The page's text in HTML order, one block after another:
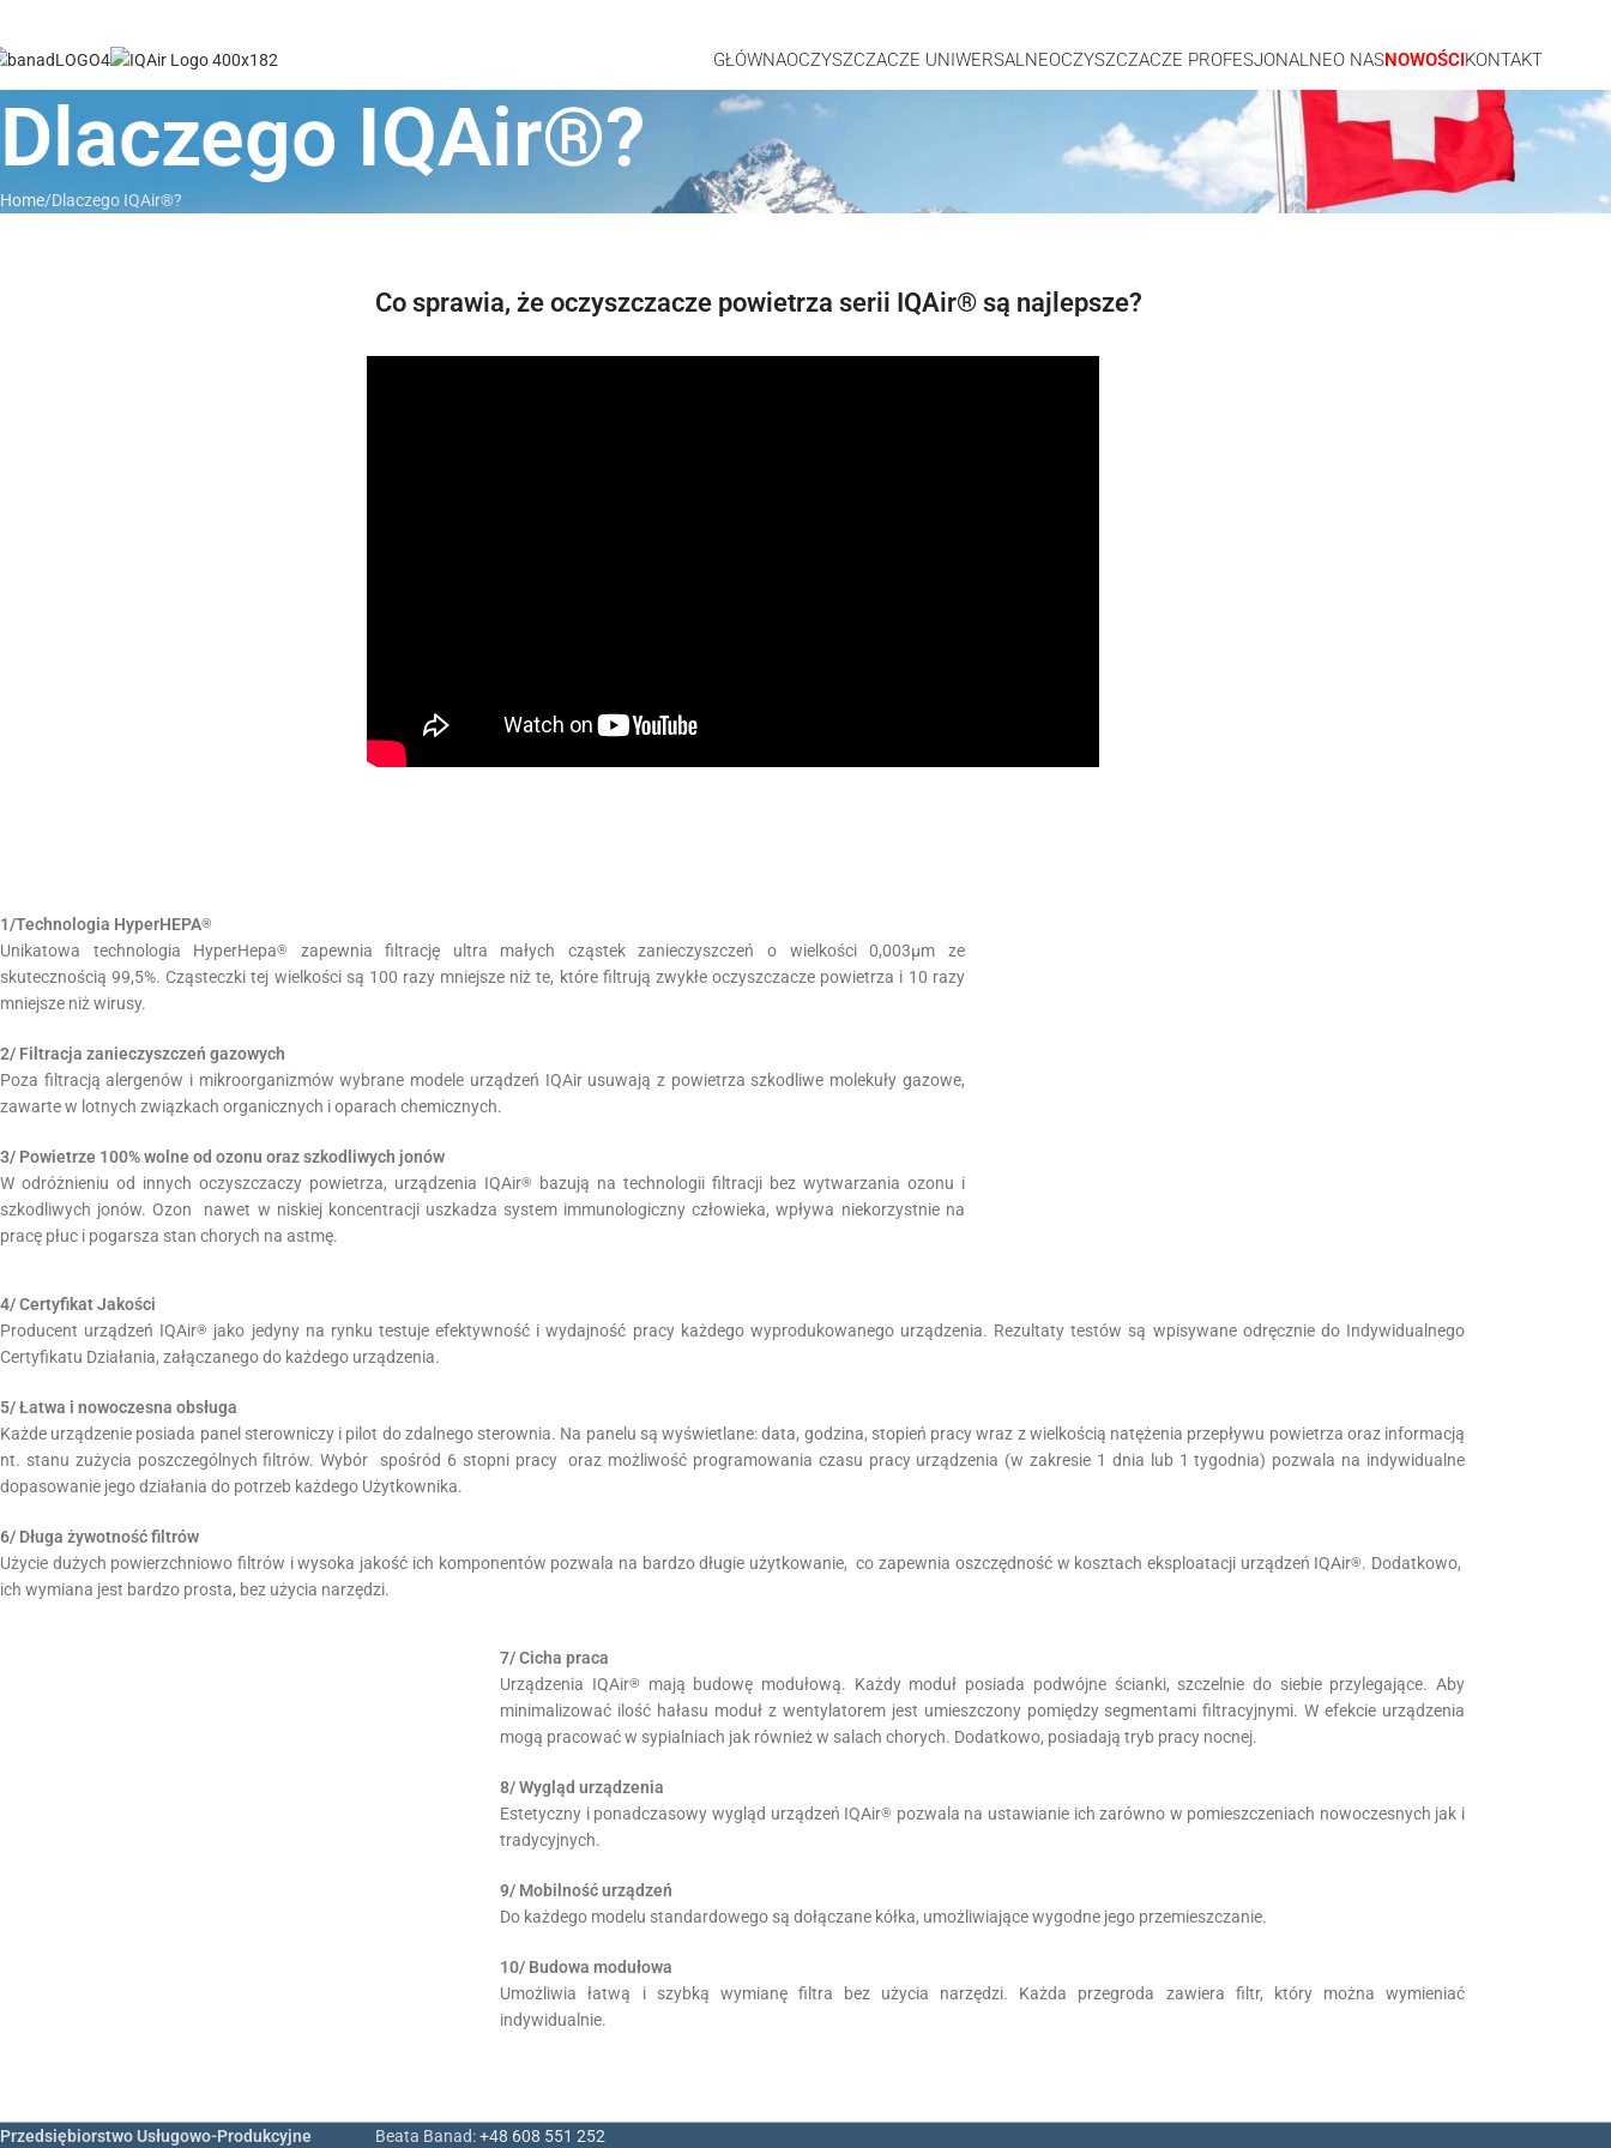
GŁÓWNAOCZYSZCZACZE UNIWERSALNEOCZYSZCZACZE PROFESJONALNEO NASNOWOŚCIKONTAKT
Dlaczego IQAir®?
Home Dlaczego IQAir®?
Co sprawia, że oczyszczacze powietrza serii IQAir® są najlepsze?
1/Technologia HyperHEPA®
Unikatowa technologia HyperHepa®
zapewnia filtrację ultra małych cząstek zanieczyszczeń o wielkości 0,003µm ze
skutecznością 99,5%. Cząsteczki tej wielkości są 100 razy mniejsze niż te, które filtrują zwykłe oczyszczacze powietrza i 10 razy
mniejsze niż wirusy.
2/ Filtracja zanieczyszczeń gazowych
Poza filtracją alergenów i mikroorganizmów wybrane modele urządzeń IQAir usuwają z powietrza szkodliwe molekuły gazowe,
zawarte w lotnych związkach organicznych i oparach chemicznych.
3/ Powietrze 100% wolne od ozonu oraz szkodliwych jonów
W odróżnieniu od innych oczyszczaczy powietrza, urządzenia IQAir®
bazują na technologii filtracji bez wytwarzania ozonu i
szkodliwych jonów. Ozon nawet w niskiej koncentracji uszkadza system immunologiczny człowieka, wpływa niekorzystnie na
pracę płuc i pogarsza stan chorych na astmę.
4/ Certyfikat Jakości
Producent urządzeń IQAir® jako jedyny na rynku testuje efektywność i wydajność pracy każdego wyprodukowanego urządzenia. Rezultaty testów są wpisywane odręcznie do Indywidualnego
Certyfikatu Działania, załączanego do każdego urządzenia.
5/ Łatwa i nowoczesna obsługa
Każde urządzenie posiada panel sterowniczy i pilot do zdalnego sterownia. Na panelu są wyświetlane: data, godzina, stopień pracy wraz z wielkością natężenia przepływu powietrza oraz informacją
nt. stanu zużycia poszczególnych filtrów. Wybór spośród 6 stopni pracy oraz możliwość programowania czasu pracy urządzenia (w zakresie 1 dnia lub 1 tygodnia) pozwala na indywidualne
dopasowanie jego działania do potrzeb każdego Użytkownika.
6/ Długa żywotność filtrów
Użycie dużych powierzchniowo filtrów i wysoka jakość ich komponentów pozwala na bardzo długie użytkowanie, co zapewnia oszczędność w kosztach eksploatacji urządzeń IQAir®. Dodatkowo,
ich wymiana jest bardzo prosta, bez użycia narzędzi.
7/ Cicha praca
Urządzenia IQAir®
mają budowę modułową. Każdy moduł posiada podwójne ścianki, szczelnie do siebie przylegające. Aby
minimalizować ilość hałasu moduł z wentylatorem jest umieszczony pomiędzy segmentami filtracyjnymi. W efekcie urządzenia
mogą pracować w sypialniach jak również w salach chorych. Dodatkowo, posiadają tryb pracy nocnej.
8/ Wygląd urządzenia
Estetyczny i ponadczasowy wygląd urządzeń IQAir® pozwala na ustawianie ich zarówno w pomieszczeniach nowoczesnych jak i
tradycyjnych.
9/ Mobilność urządzeń
Do każdego modelu standardowego są dołączane kółka, umożliwiające wygodne jego przemieszczanie.
10/ Budowa modułowa
Umożliwia łatwą i szybką wymianę filtra bez użycia narzędzi. Każda przegroda zawiera filtr, który można wymieniać
indywidualnie.
Przedsiębiorstwo Usługowo-Produkcyjne Beata Banad:+48 608 551 252